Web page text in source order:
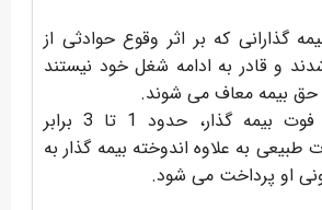
گذارانی که بر اثر وقوع حوادثی از
شدند و قادر به ادامه شغل خود نیستند
حق بیمه معاف می شوند.
در صورت فوت بیمه گذار، حدود 1 تا 3 برابر
طبیعی به علاوه اندوخته بیمه گذار به
او پرداخت می شود.